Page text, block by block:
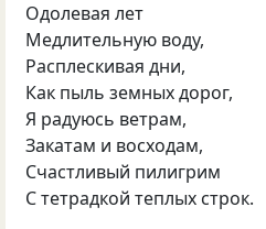
Одолевая лет
Медлительную воду,
Расплескивая дни,
Как пыль земных дорог,
Я радуюсь ветрам,
Закатам и восходам,
Счастливый пилигрим
С тетрадкой теплых строк.